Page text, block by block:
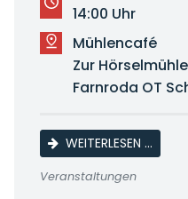
14:00 Uhr
Mühlencafé
Zur
Farnroda OT
WEITERLESEN …
Veranstaltungen